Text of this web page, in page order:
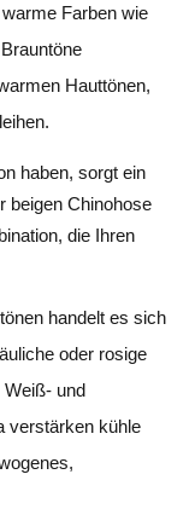
Farben wie
Hauttönen,
haben, sorgt ein
beigen Chinohose
die Ihren
handelt es sich
oder rosige
Weiß- und
verstärken kühle